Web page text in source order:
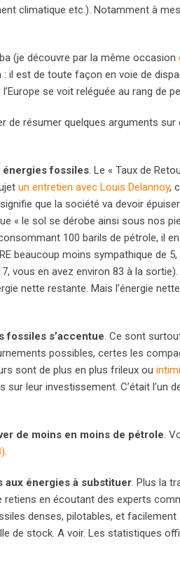
climatique etc.). Notamment à
(je découvre par la même occasion
il est de toute façon en voie de
se voit reléguée au rang de
de résumer quelques arguments
énergies fossiles. Le « Taux de
un entretien avec Louis Delannoy,
que la société va devoir
« le sol se dérobe ainsi sous nos
100 barils de pétrole, il
beaucoup moins sympathique de
vous en avez environ 83 à la
nette restante. Mais l’énergie
fossiles s’accentue. Ce sont
possibles, certes les
sont de plus en plus frileux ou
leur investissement. C’était l’un
de moins en moins de pétrole.
.
aux énergies à substituer. Plus la
retiens en écoutant des experts
denses, pilotables, et
de stock. A voir. Les statistiques